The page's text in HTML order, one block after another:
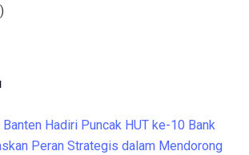
Banten Hadiri Puncak HUT ke-10 Bank
Peran Strategis dalam Mendorong